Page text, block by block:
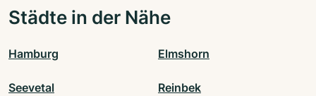
Städte in der Nähe
Hamburg Elmshorn
Seevetal Reinbek